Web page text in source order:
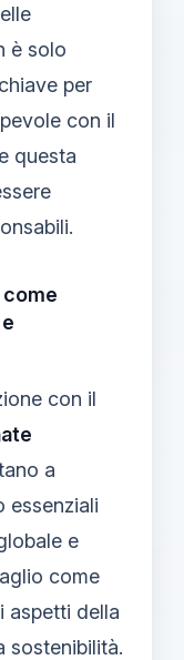
è solo
per
con il
questa
con il
a
essenziali
e
come
aspetti della
sostenibilità.